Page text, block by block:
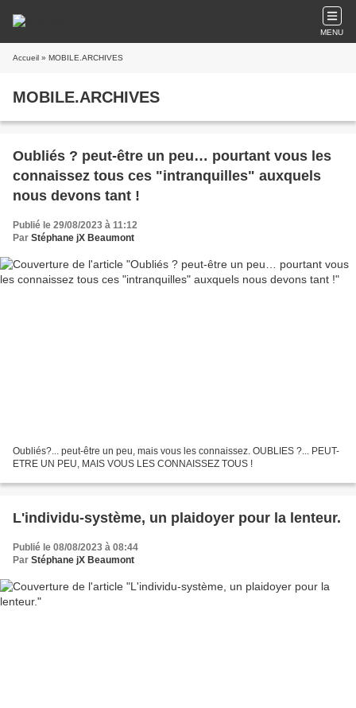
MENU
Accueil » MOBILE.ARCHIVES
MOBILE.ARCHIVES
Oubliés ? peut-être un peu… pourtant vous les
connaissez tous ces "intranquilles" auxquels
nous devons tant !
Publié le 29/08/2023 à 11:12
Par Stéphane jX Beaumont
Oubliés?... peut-être un peu, mais vous les connaissez. OUBLIES ?... PEUT-
ETRE UN PEU, MAIS VOUS LES CONNAISSEZ TOUS !
L'individu-système, un plaidoyer pour la lenteur.
Publié le 08/08/2023 à 08:44
Par Stéphane jX Beaumont